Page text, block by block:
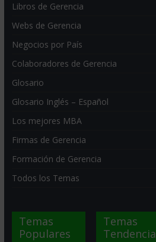
Libros de Gerencia
Webs de Gerencia
Negocios por País
Colaboradores de Gerencia
Glosario
Glosario Inglés – Español
Los mejores MBA
Firmas de Gerencia
Formación de Gerencia
Todos los Temas
Temas
Populares
Temas
Tendencia